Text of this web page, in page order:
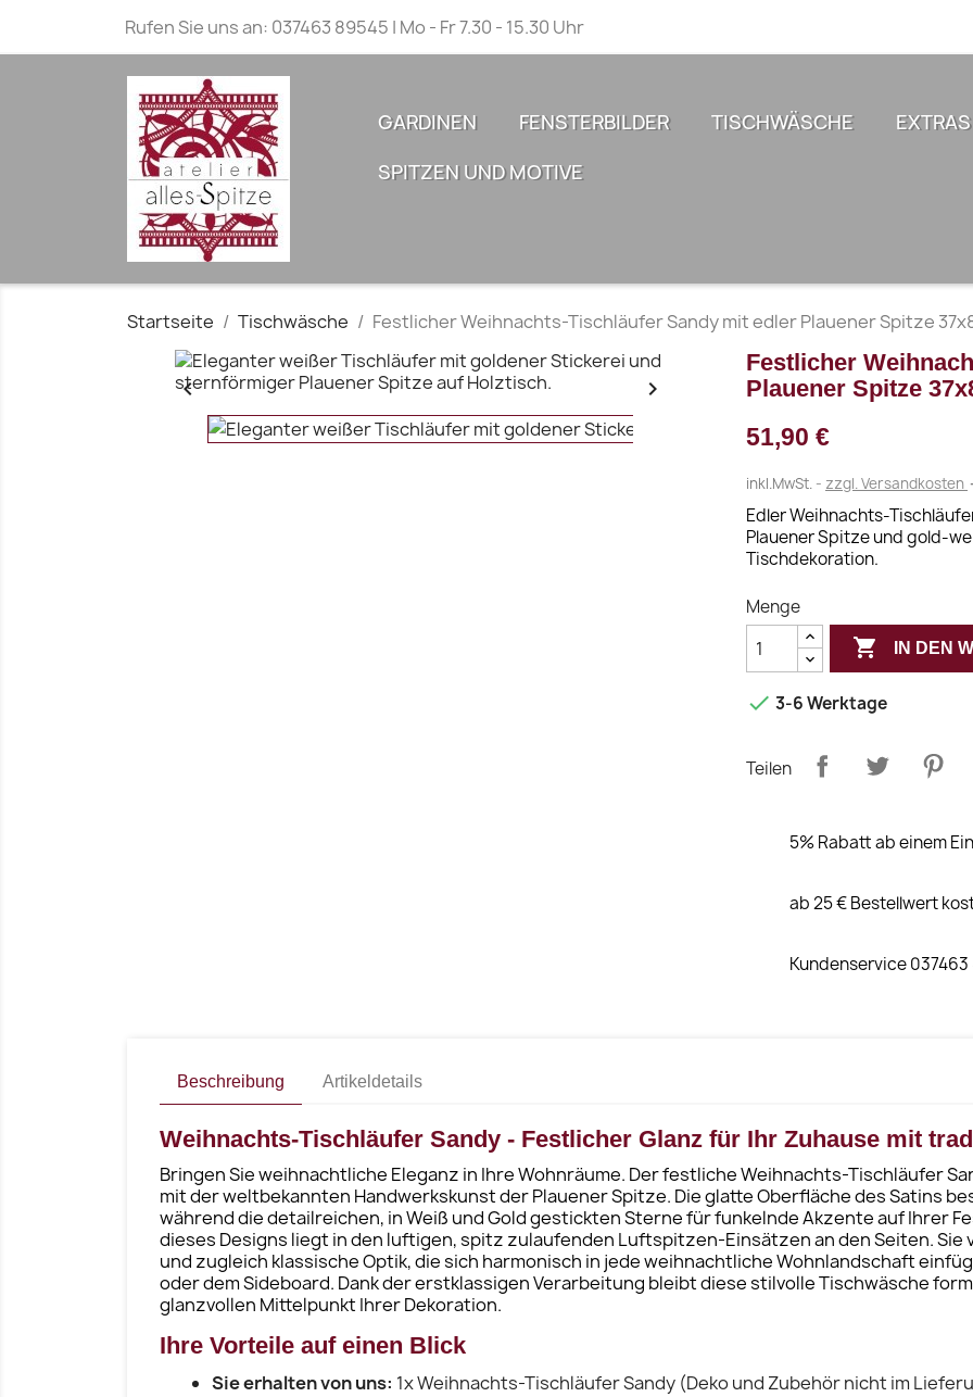
Rufen Sie uns an: 037463 89545 | Mo - Fr 7.30 - 15.30 Uhr
GARDINEN FENSTERBILDER TISCHWÄSCHE
EXTRAS
SPITZEN UND MOTIVE
Startseite Tischwäsche Festlicher Weihnachts-Tischläufer Sandy mit edler Plauener Spitze
 
Festlicher
Plauener Spitze
51,90 €
inkl.MwSt. zzgl. Versandkosten
Edler Weihnachts-
Plauener Spitze und gold-
Tischdekoration.
Menge
 IN DEN
 3-6 Werktage
Teilen
5% Rabatt ab einem
ab 25 € Bestellwert
Kundenservice
Beschreibung Artikeldetails
Weihnachts-Tischläufer Sandy - Festlicher Glanz für Ihr Zuhause mit
Bringen Sie weihnachtliche Eleganz in Ihre Wohnräume. Der festliche Weihnachts-Tischläufer
mit der weltbekannten Handwerkskunst der Plauener Spitze. Die glatte Oberfläche des Satins
während die detailreichen, in Weiß und Gold gestickten Sterne für funkelnde Akzente auf Ihrer
dieses Designs liegt in den luftigen, spitz zulaufenden Luftspitzen-Einsätzen an den Seiten. Sie
und zugleich klassische Optik, die sich harmonisch in jede weihnachtliche Wohnlandschaft
oder dem Sideboard. Dank der erstklassigen Verarbeitung bleibt diese stilvolle Tischwäsche
glanzvollen Mittelpunkt Ihrer Dekoration.
Ihre Vorteile auf einen Blick
Sie erhalten von uns: 1x Weihnachts-Tischläufer Sandy (Deko und Zubehör nicht im